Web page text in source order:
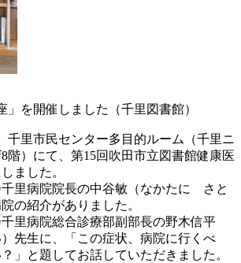
」を開催しました（千里図書館）
千里市民センター多目的ルーム（千里ニ
階）にて、第15回吹田市立図書館健康医
ました。
里病院院長の中谷敏（なかたに さと
の紹介がありました。
里病院総合診療部副部長の野木信平
先生に、「この症状、病院に行くべ
」と題してお話していただきました。